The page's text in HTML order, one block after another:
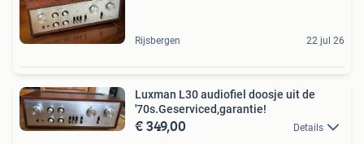
Rijsbergen 22 jul 26
Luxman L30 audiofiel doosje uit de
'70s.Geserviced,garantie!
€ 349,00 Details